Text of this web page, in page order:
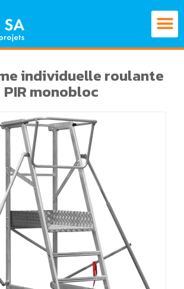
individuelle roulante
PIR monobloc